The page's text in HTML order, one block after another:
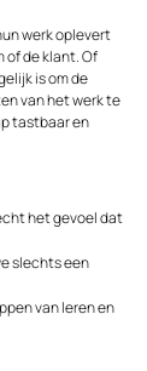
werk oplevert
of de klant. Of
is om de
van het werk te
tastbaar en
het gevoel dat
slechts een
van leren en